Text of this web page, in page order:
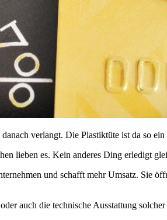
verlangt. Die Plastiktüte ist da so
lieben es. Kein anderes Ding erledigt
und schafft mehr Umsatz. Sie
auch die technische Ausstattung